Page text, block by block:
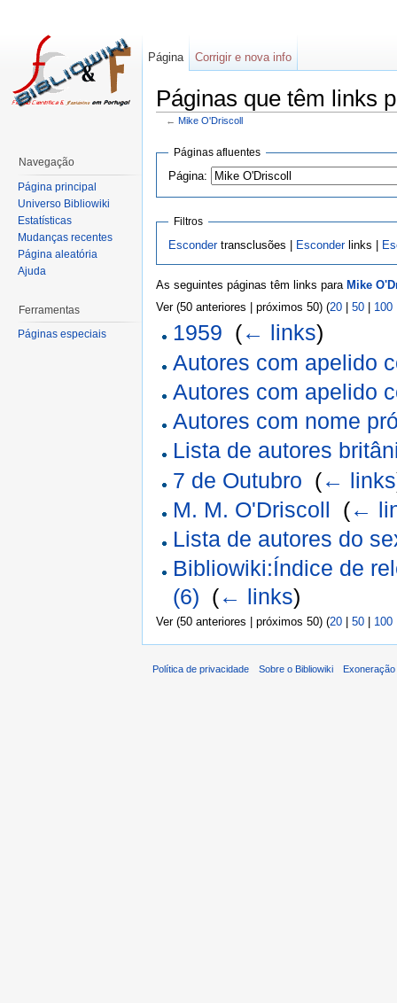
Páginas que têm links
← Mike O'Driscoll
Páginas afluentes
Página:
Filtros
Escondertransclusões | Esconderlinks |
As seguintes páginas têm links para Mike
Ver (50 anteriores | próximos 50) (20 50 100
1959 (← links)
Autores com apelido
Autores com apelido
Autores com nome
Lista de autores
7 de Outubro (← links
M. M. O'Driscoll
(←
Lista de autores do
Bibliowiki:Índice de
(6) (← links)
Ver (50 anteriores | próximos 50) (20 | 50 | 100
Página Corrigir e nova info
Navegação
Página principal
Universo Bibliowiki
Estatísticas
Mudanças recentes
Página aleatória
Ajuda
Ferramentas
Páginas especiais
Política de privacidade Sobre o Bibliowiki